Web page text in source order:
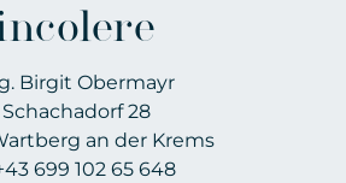
Birgit Obermayr
Schachadorf 28
an der Krems
699 102 65 648